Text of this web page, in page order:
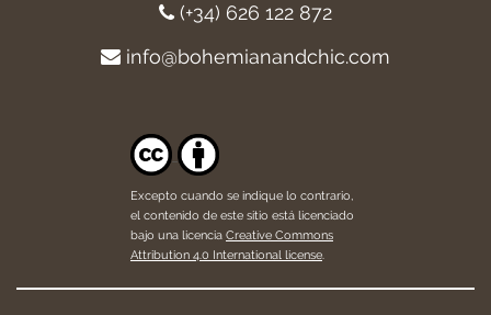
(+34) 626 122 872
info@bohemianandchic.com
Excepto cuando se indique lo contrario,
el contenido de este sitio está licenciado
bajo una licencia Creative Commons
Attribution 4.0 International license.